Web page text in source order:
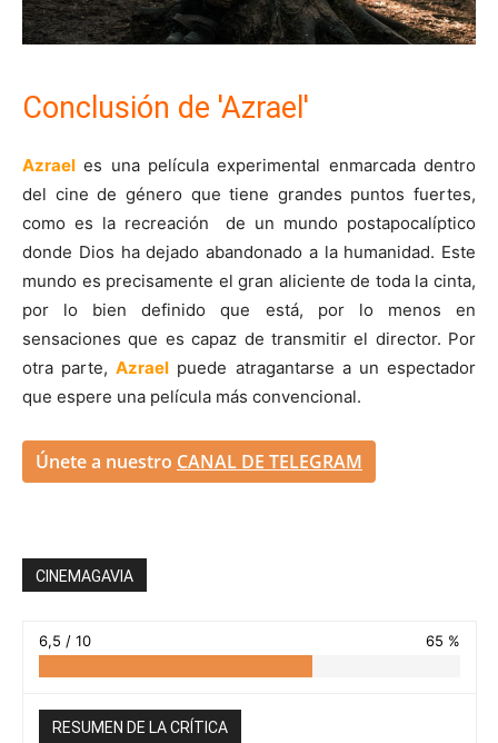
Conclusión de 'Azrael'
Azrael es una película experimental enmarcada dentro
del cine de género que tiene grandes puntos fuertes,
como es la recreación de un mundo postapocalíptico
donde Dios ha dejado abandonado a la humanidad. Este
mundo es precisamente el gran aliciente de toda la cinta,
por lo bien definido que está, por lo menos en
sensaciones que es capaz de transmitir el director. Por
otra parte,Azrael puede atragantarse a un espectador
que espere una película más convencional.
Únete a nuestro CANAL DE TELEGRAM
CINEMAGAVIA
6,5 / 10 65 %
RESUMEN DE LA CRÍTICA